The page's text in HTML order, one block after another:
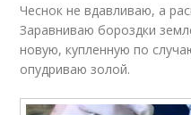
Чеснок не вдавливаю, а
Заравниваю бороздки
новую, купленную по
опудриваю золой.